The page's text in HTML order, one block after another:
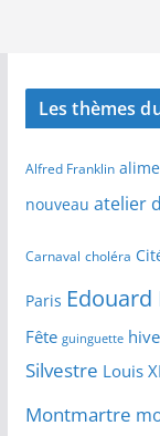
Les thèmes
Alfred Franklin
nouveau atelier
Carnaval choléra
Paris
Fête guinguette
Silvestre Louis
Montmartre